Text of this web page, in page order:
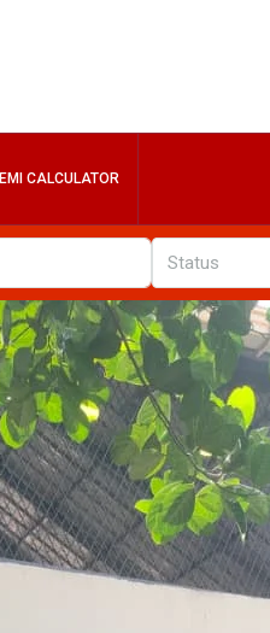
EMI CALCULATOR
Status